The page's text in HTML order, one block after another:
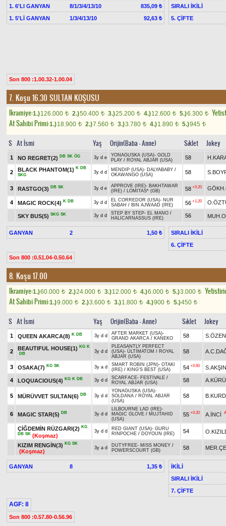
1. 6'LI GANYAN
8/1/3/4/13/10
835,09 ₺
1. 5'Lİ GANYAN
1/3/4/13/10 92,63 ₺
SIRALI İKİLİ
5. ÇİFTE
Son 800 :1.00.32-1.00.04
7. Koşu 16.30 SULTAN KOŞUSU
Ikramiye:1.)126.000 t 2.)50.400 t 3.)25.200 t 4.)12.600 t 5.)6.300 t
At Sahibi Primi:1.)18.900 t 2.)7.560 t 3.)3.780 t 4.)1.890 t 5.)945 t
S At İsmi Yaş Orijin(Baba - Anne) Sıklet Jokey
1 NO REGRET(2) DB SK ÖG 3y d e YONAGUSKA (USA)- GOLD
PLAY / ROYAL ABJAR (USA) 58
2 BLACK PHANTOM(1) K DB
SKG
3y d d MENDIP (USA)- DALYABABY /
OKAWANGO (USA)
58
3 RASTGO(3) DB SK 3y d e APPROVE (IRE)- BAKHTAWAR
(IRE) / LOMITAS* (GB) 58 +0.20
4 MAGIC ROCK(4) K DB 3y d d EL CORREDOR (USA)- NUR
SABAH / BIN AJWAAD (IRE) 56 +1.20
SKY BUS(5) SKG SK 3y d d STEP BY STEP- EL MANO /
HALICARNASSUS (IRE)
56
GANYAN 2 1,50 ₺
SIRALI İKİLİ
6. ÇİFTE
Son 800 :0.51.04-0.50.64
8. Koşu 17.00
Ikramiye:1.)60.000 t 2.)24.000 t 3.)12.000 t 4.)6.000 t 5.)3.000 t
At Sahibi Primi:1.)9.000 t 2.)3.600 t 3.)1.800 t 4.)900 t 5.)450 t
S At İsmi Yaş Orijin(Baba - Anne) Sıklet Jokey
1 QUEEN AKARCA(8) K DB 3y d d AFTER MARKET (USA)-
GRAND AKARCA / KANEKO 58 S.ÖZEN
2
BEAUTIFUL HOUSE(1) KG K
DB
3y d d
PLEASANTLY PERFECT
(USA)- ÜLTİMATOM / ROYAL
ABJAR (USA)
58
3 OSAKA(7) KG SK 3y a d SMART ROBIN (JPN)- OTAKI
(IRE) / KING'S BEST (USA) 54 +0.60 S.AKŞIN
4 LOQUACIOUS(4) KG K DB 3y d d SCARFACE- FESTİVALE /
ROYAL ABJAR (USA)
58
5 MÜRÜVVET SULTAN(6) DB 3y d d
YONAGUSKA (USA)-
SOLDANA / ROYAL ABJAR
(USA)
58
6 MAGIC STAR(5) DB 3y d d
LILBOURNE LAD (IRE)-
MAGIC GLOVE / MUJTAHID
(USA)
55 +0.20 A.İNCİ
ÇİĞDEMİN RÜZGARI(2) KG
DB SK (Koşmaz)
3y d d RED GIANT (USA)- GURU
RINPOCHE / DOYOUN (IRE) 54
KIZIM RENGİN(3) KG SK
(Koşmaz)
3y a d DUTYFREE- MISS MONEY /
POWERSCOURT (GB)
58
GANYAN 8 1,35 ₺
İKİLİ
SIRALI İKİLİ
7. ÇİFTE
AGF: 8
Son 800 :0.57.80-0.56.96